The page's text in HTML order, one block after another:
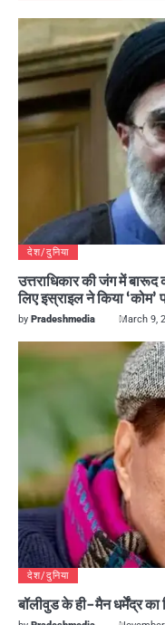
देश/दुनिया
उत्तराधिकार की जंग में
लिए इस्राइल ने किया ‘कोम’
by Pradeshmedia March 9,
देश/दुनिया
बॉलीवुड के ही-मैन धर्मेंद्र